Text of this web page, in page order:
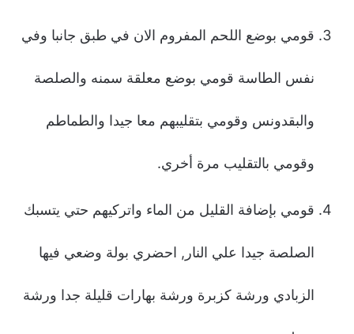
قومي بوضع اللحم المفروم الان في طبق جانبا وفي
نفس الطاسة قومي بوضع معلقة سمنه والصلصة
والبقدونس وقومي بتقليبهم معا جيدا والطماطم
وقومي بالتقليب مرة أخري.
قومي بإضافة القليل من الماء واتركيهم حتي يتسبك
الصلصة جيدا علي النار, احضري بولة وضعي فيها
الزبادي ورشة كزبرة ورشة بهارات قليلة جدا ورشة